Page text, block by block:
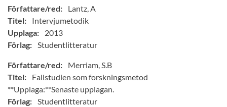
Författare/red:
Lantz, A
Titel:
Intervjumetodik
Upplaga:
2013
Förlag: Studentlitteratur
Författare/red:
Merriam, S.B
Titel:
Fallstudien som forskningsmetod
**Upplaga:**Senaste upplagan.
Förlag: Studentlitteratur